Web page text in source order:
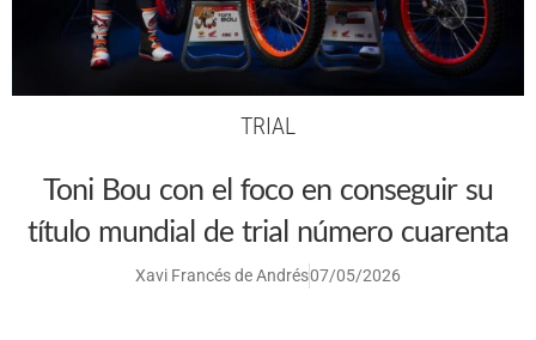
TRIAL
Toni Bou con el foco en conseguir su
título mundial de trial número cuarenta
Xavi Francés de Andrés07/05/2026